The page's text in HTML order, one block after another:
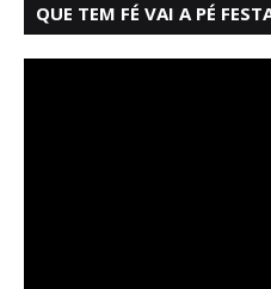
QUE TEM FÉ VAI A PÉ